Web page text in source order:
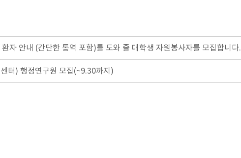
자 안내 (간단한 통역 포함)를 도와 줄 대학생 자원봉사자를 모집합니다.
터) 행정연구원 모집(~9.30까지)